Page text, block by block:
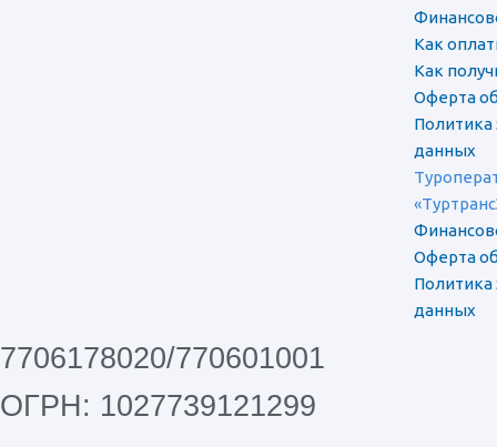
Как
Как
Оферта об
данных
Оферта об
данных
7706178020/770601001
ОГРН: 1027739121299